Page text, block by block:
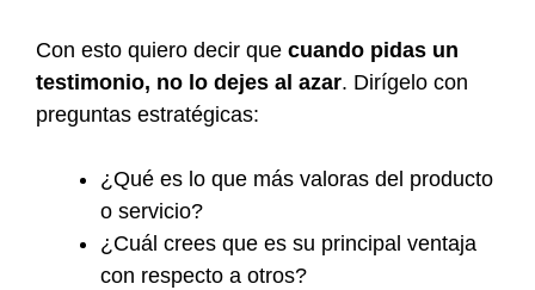
Con esto quiero decir que cuando pidas un
testimonio, no lo dejes al azar. Dirígelo con
preguntas estratégicas:
¿Qué es lo que más valoras del producto
o servicio?
¿Cuál crees que es su principal ventaja
con respecto a otros?